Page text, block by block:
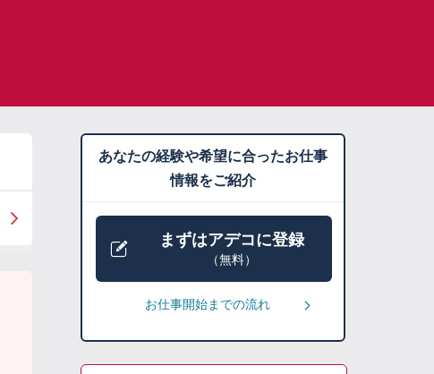
あなたの経験や希望に合ったお仕事
情報をご紹介
まずはアデコに登録
（無料）
お仕事開始までの流れ